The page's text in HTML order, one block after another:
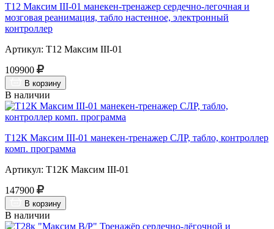
Т12 Максим III-01 манекен-тренажер сердечно-легочная и
мозговая реанимация, табло настенное, электронный
контроллер
Артикул: Т12 Максим III-01
109900
В корзину
В наличии
Т12К Максим III-01 манекен-тренажер СЛР, табло, контроллер
комп. программа
Артикул: Т12К Максим III-01
147900
В корзину
В наличии